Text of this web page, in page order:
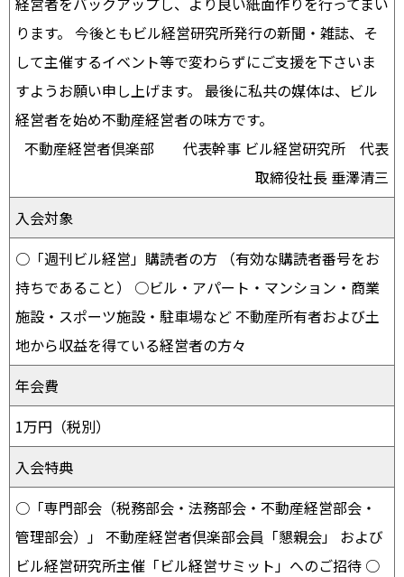
ります。 今後ともビル経営研究所発行の新聞・雑誌、そ
して主催するイベント等で変わらずにご支援を下さいま
すようお願い申し上げます。 最後に私共の媒体は、ビル
経営者を始め不動産経営者の味方です。
不動産経営者倶楽部 代表幹事 ビル経営研究所 代表
取締役社長 垂澤清三
入会対象
○「週刊ビル経営」購読者の方 （有効な購読者番号をお
持ちであること） ○ビル・アパート・マンション・商業
施設・スポーツ施設・駐車場など 不動産所有者および土
地から収益を得ている経営者の方々
年会費
1万円（税別）
入会特典
○「専門部会（税務部会・法務部会・不動産経営部会・
管理部会）」 不動産経営者倶楽部会員「懇親会」 および
ビル経営研究所主催「ビル経営サミット」へのご招待 ○